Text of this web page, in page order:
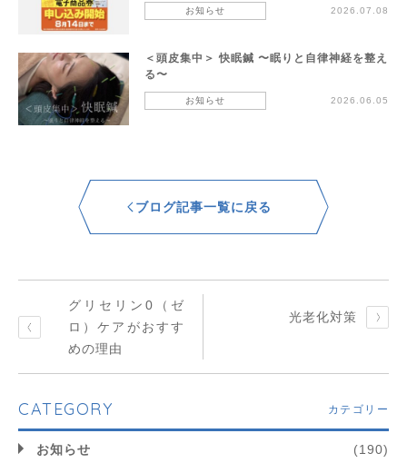
お知らせ 2026.07.08
＜頭皮集中＞ 快眠鍼 〜眠りと自律神経を整え
る〜
お知らせ 2026.06.05
ブログ記事一覧に戻る
グリセリン0（ゼ
ロ）ケアがおすす
めの理由
光老化対策
CATEGORY カテゴリー
お知らせ (190)